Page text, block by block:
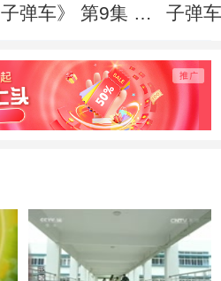
子弹车》 第9集 云
子弹
手》